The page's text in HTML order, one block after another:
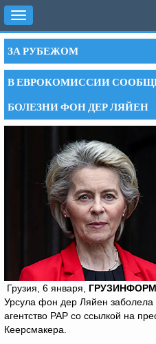
Toggle
navigation
ЗА РУБЕЖОМ
В ЕВРОКОМИССИИ
БОЛЕЗНИ ФОН ДЕР ЛЯЙЕН
Грузия, 6 января, ГРУЗИНФОРМ
Урсула фон дер Ляйен
агентство РАР со ссылкой на
Кеерсмакера.